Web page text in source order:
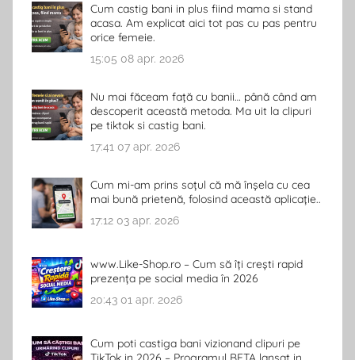
Cum castig bani in plus fiind mama si stand
acasa. Am explicat aici tot pas cu pas pentru
orice femeie.
15:05 08 apr. 2026
Nu mai făceam față cu banii… până când am
descoperit această metoda. Ma uit la clipuri
pe tiktok si castig bani.
17:41 07 apr. 2026
Cum mi-am prins soțul că mă înșela cu cea
mai bună prietenă, folosind această aplicație..
17:12 03 apr. 2026
www.Like-Shop.ro – Cum să îți crești rapid
prezența pe social media în 2026
20:43 01 apr. 2026
Cum poti castiga bani vizionand clipuri pe